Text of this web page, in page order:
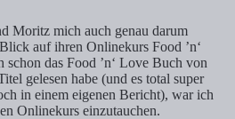
Moritz mich auch genau darum
auf ihren Onlinekurs Food ’n‘
das Food ’n‘ Love Buch von
gelesen habe (und es total super
in einem eigenen Bericht), war ich
Onlinekurs einzutauchen.